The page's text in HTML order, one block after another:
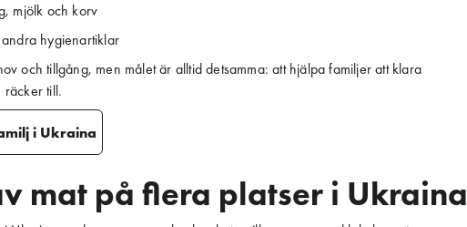
mjölk och korv
hygienartiklar
och tillgång, men målet är alltid detsamma: att hjälpa familjer att klara
räcker till.
i Ukraina
mat på flera platser i Ukraina